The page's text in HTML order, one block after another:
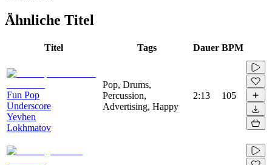
Ähnliche Titel
Titel Tags Dauer BPM
Fun Pop
Underscore
Yevhen
Lokhmatov
Pop, Drums,
Percussion,
Advertising, Happy
2:13 105